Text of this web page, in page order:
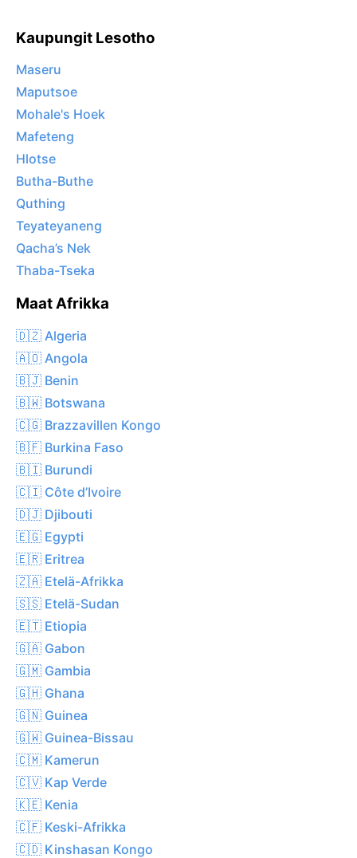
Kaupungit Lesotho
Maseru
Maputsoe
Mohale's Hoek
Mafeteng
Hlotse
Butha-Buthe
Quthing
Teyateyaneng
Qacha’s Nek
Thaba-Tseka
Maat Afrikka
🇩🇿 Algeria
🇦🇴 Angola
🇧🇯 Benin
🇧🇼 Botswana
🇨🇬 Brazzavillen Kongo
🇧🇫 Burkina Faso
🇧🇮 Burundi
🇨🇮 Côte d’Ivoire
🇩🇯 Djibouti
🇪🇬 Egypti
🇪🇷 Eritrea
🇿🇦 Etelä-Afrikka
🇸🇸 Etelä-Sudan
🇪🇹 Etiopia
🇬🇦 Gabon
🇬🇲 Gambia
🇬🇭 Ghana
🇬🇳 Guinea
🇬🇼 Guinea-Bissau
🇨🇲 Kamerun
🇨🇻 Kap Verde
🇰🇪 Kenia
🇨🇫 Keski-Afrikka
🇨🇩 Kinshasan Kongo